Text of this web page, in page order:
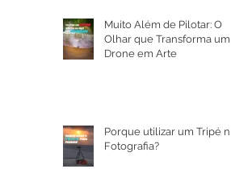
Muito Além de Pilotar: O
Olhar que Transforma um
Drone em Arte
Porque utilizar um Tripé na
Fotografia?